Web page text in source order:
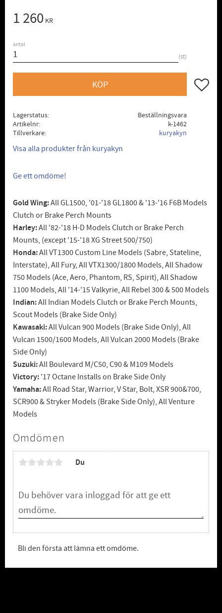
1 260 KR
Antal
st
KÖP Lägg
Lagerstatus
Beställningsvara
Artikelnr
k-1462
Tillverkare
kuryakyn
Visa alla produkter från kuryakyn
Ge ett omdöme!
Gold Wing:All GL1500, '01-'18 GL1800 & '13-'16 F6B Models
Clutch or Brake Perch Mounts
Harley:All '82-'18 H-D Models Clutch or Brake Perch
Mounts, (except '15-'18 XG Street 500/750)
Honda:All VT1300 Custom Line Models (Sabre, Stateline,
Interstate), All Fury, All VTX1300/1800 Models, All Shadow
750 Models (Ace, Aero, Phantom, RS, Spirit), All Shadow
1100 Models, All '14-'15 Valkyrie, All Rebel 300 & 500 Models
Indian:All Indian Models Clutch or Brake Perch Mounts,
Scout Models (Brake Side Only)
Kawasaki:All Vulcan 900 Models (Brake Side Only), All
Vulcan 1500/1600 Models, All Vulcan 2000 Models (Brake
Side Only)
Suzuki:All Boulevard M/C50, C90 & M109 Models
Victory: '17 Octane Installs on Brake Side Only
Yamaha:All Road Star, Warrior, V Star, Bolt, XSR 900&700,
SCR900 & Stryker Models (Brake Side Only), All Venture
Models
Omdömen
Du
Bli den första att lämna ett omdöme.